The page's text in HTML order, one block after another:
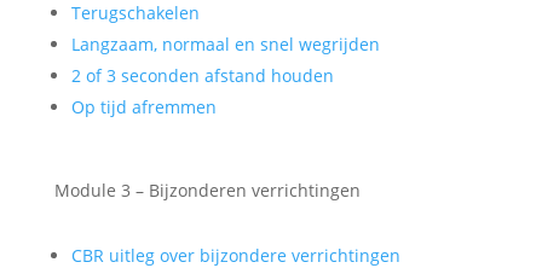
Terugschakelen
Langzaam, normaal en snel wegrijden
2 of 3 seconden afstand houden
Op tijd afremmen
Module 3 – Bijzonderen verrichtingen
CBR uitleg over bijzondere verrichtingen